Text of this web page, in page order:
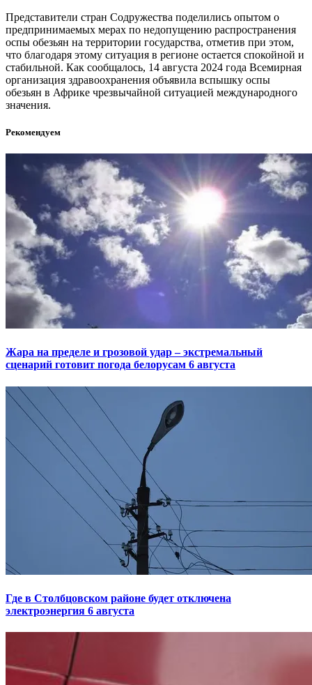
Представители стран Содружества поделились опытом о
предпринимаемых мерах по недопущению распространения
оспы обезьян на территории государства, отметив при этом,
что благодаря этому ситуация в регионе остается спокойной и
стабильной. Как сообщалось, 14 августа 2024 года Всемирная
организация здравоохранения объявила вспышку оспы
обезьян в Африке чрезвычайной ситуацией международного
значения.
Рекомендуем
Жара на пределе и грозовой удар – экстремальный
сценарий готовит погода белорусам 6 августа
Где в Столбцовском районе будет отключена
электроэнергия 6 августа